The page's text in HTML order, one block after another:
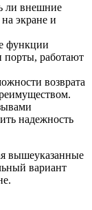
ли внешние
экране и
функции
порты, работают
возврата
надежность
вышеуказанные
вариант